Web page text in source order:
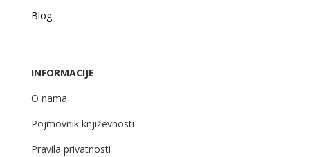
Blog
INFORMACIJE
O nama
Pojmovnik književnosti
Pravila privatnosti